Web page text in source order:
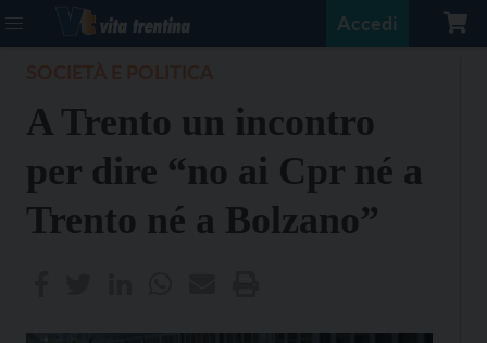
Accedi
A Trento un incontro
per dire “no ai Cpr né a
Trento né a Bolzano”